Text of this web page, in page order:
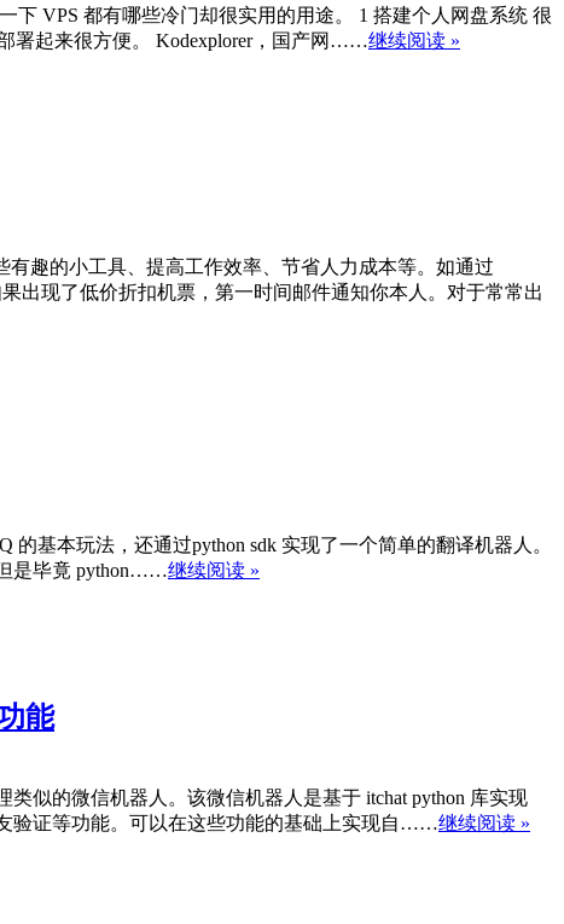
VPS 都有哪些冷门却很实用的用途。 1 搭建个人网盘系统 很
署起来很方便。 Kodexplorer，国产网……继续阅读 »
趣的小工具、提高工作效率、节省人力成本等。如通过
出现了低价折扣机票，第一时间邮件通知你本人。对于常常出
基本玩法，还通过python sdk 实现了一个简单的翻译机器人。
是毕竟 python……继续阅读 »
能
似的微信机器人。该微信机器人是基于 itchat python 库实现
验证等功能。可以在这些功能的基础上实现自……继续阅读 »